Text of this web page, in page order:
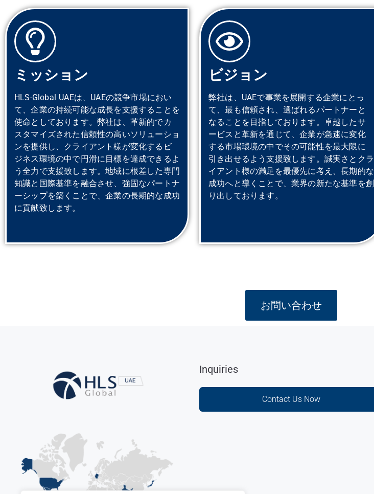
ミッション
HLS-Global UAEは、UAEの競争市場におい
て、企業の持続可能な成長を支援することを
使命としております。弊社は、革新的でカ
スタマイズされた信頼性の高いソリューショ
ンを提供し、クライアント様が変化するビ
ジネス環境の中で円滑に目標を達成できるよ
う全力で支援致します。地域に根差した専門
知識と国際基準を融合させ、強固なパートナ
ーシップを築くことで、企業の長期的な成功
に貢献致します。
ビジョン
弊社は、UAEで事業を展開する企業にとっ
て、最も信頼され、選ばれるパートナーと
なることを目指しております。卓越したサ
ービスと革新を通じて、企業が急速に変化
する市場環境の中でその可能性を最大限に
引き出せるよう支援致します。誠実さとクラ
イアント様の満足を最優先に考え、長期的な
成功へと導くことで、業界の新たな基準を創
り出しております。
お問い合わせ
Inquiries
Contact Us Now